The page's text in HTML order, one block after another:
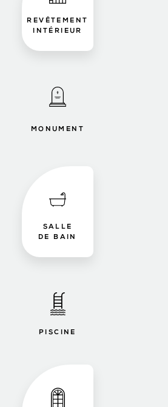
REVÊTEMENT
INTÉRIEUR
MONUMENT
SALLE
DE BAIN
PISCINE